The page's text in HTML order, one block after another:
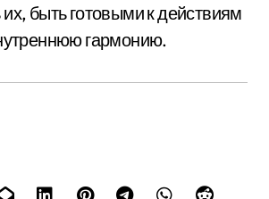
быть готовыми к действиям
гармонию.